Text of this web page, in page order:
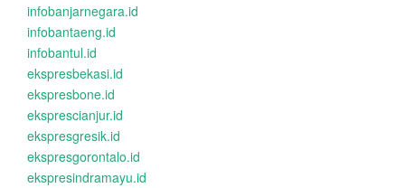
infobanjarnegara.id
infobantaeng.id
infobantul.id
ekspresbekasi.id
ekspresbone.id
eksprescianjur.id
ekspresgresik.id
ekspresgorontalo.id
ekspresindramayu.id